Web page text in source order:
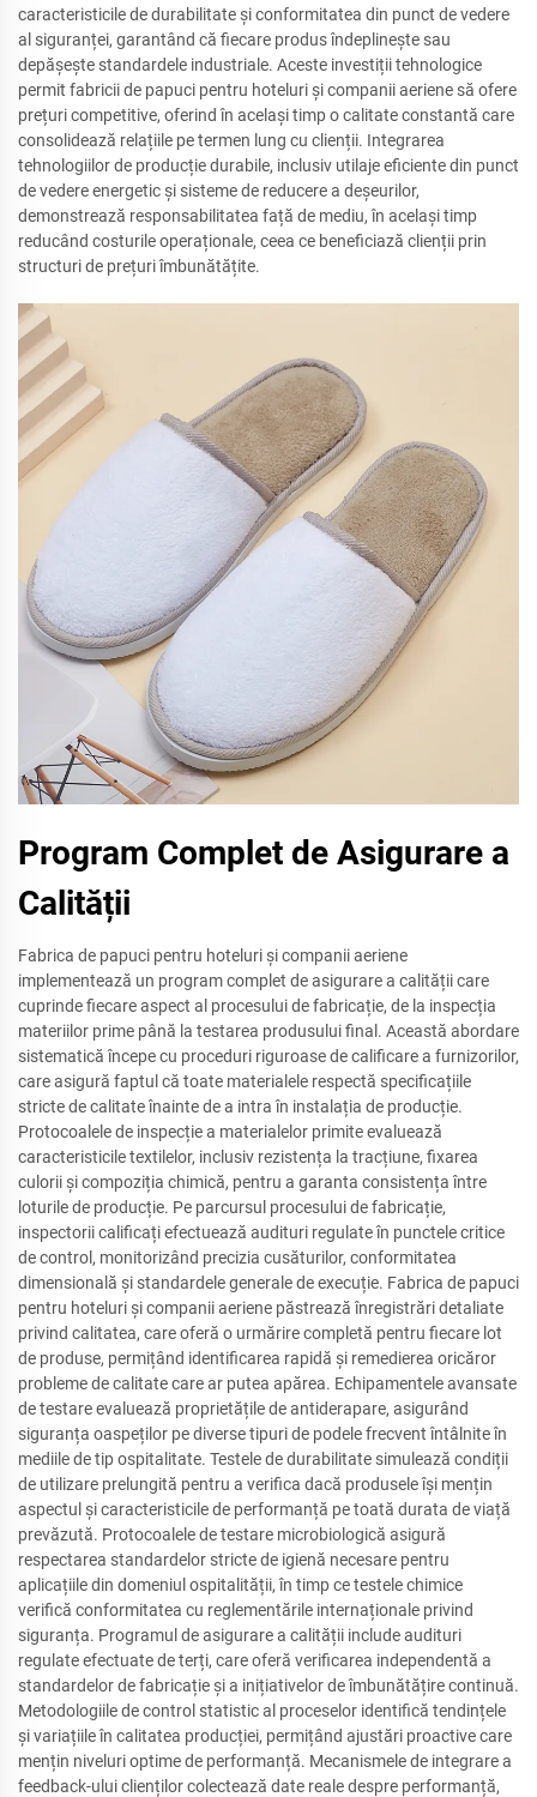
caracteristicile de durabilitate și conformitatea din punct de vedere
al siguranței, garantând că fiecare produs îndeplinește sau
depășește standardele industriale. Aceste investiții tehnologice
permit fabricii de papuci pentru hoteluri și companii aeriene să ofere
prețuri competitive, oferind în același timp o calitate constantă care
consolidează relațiile pe termen lung cu clienții. Integrarea
tehnologiilor de producție durabile, inclusiv utilaje eficiente din punct
de vedere energetic și sisteme de reducere a deșeurilor,
demonstrează responsabilitatea față de mediu, în același timp
reducând costurile operaționale, ceea ce beneficiază clienții prin
structuri de prețuri îmbunătățite.
Program Complet de Asigurare a
Calității
Fabrica de papuci pentru hoteluri și companii aeriene
implementează un program complet de asigurare a calității care
cuprinde fiecare aspect al procesului de fabricație, de la inspecția
materiilor prime până la testarea produsului final. Această abordare
sistematică începe cu proceduri riguroase de calificare a furnizorilor,
care asigură faptul că toate materialele respectă specificațiile
stricte de calitate înainte de a intra în instalația de producție.
Protocoalele de inspecție a materialelor primite evaluează
caracteristicile textilelor, inclusiv rezistența la tracțiune, fixarea
culorii și compoziția chimică, pentru a garanta consistența între
loturile de producție. Pe parcursul procesului de fabricație,
inspectorii calificați efectuează audituri regulate în punctele critice
de control, monitorizând precizia cusăturilor, conformitatea
dimensională și standardele generale de execuție. Fabrica de papuci
pentru hoteluri și companii aeriene păstrează înregistrări detaliate
privind calitatea, care oferă o urmărire completă pentru fiecare lot
de produse, permițând identificarea rapidă și remedierea oricăror
probleme de calitate care ar putea apărea. Echipamentele avansate
de testare evaluează proprietățile de antiderapare, asigurând
siguranța oaspeților pe diverse tipuri de podele frecvent întâlnite în
mediile de tip ospitalitate. Testele de durabilitate simulează condiții
de utilizare prelungită pentru a verifica dacă produsele își mențin
aspectul și caracteristicile de performanță pe toată durata de viață
prevăzută. Protocoalele de testare microbiologică asigură
respectarea standardelor stricte de igienă necesare pentru
aplicațiile din domeniul ospitalității, în timp ce testele chimice
verifică conformitatea cu reglementările internaționale privind
siguranța. Programul de asigurare a calității include audituri
regulate efectuate de terți, care oferă verificarea independentă a
standardelor de fabricație și a inițiativelor de îmbunătățire continuă.
Metodologiile de control statistic al proceselor identifică tendințele
și variațiile în calitatea producției, permițând ajustări proactive care
mențin niveluri optime de performanță. Mecanismele de integrare a
feedback-ului clienților colectează date reale despre performanță,